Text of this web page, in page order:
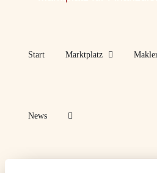
Start Marktplatz
News